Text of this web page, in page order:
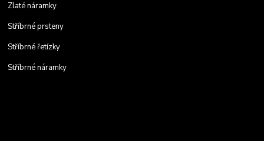
Zlaté náramky
Stříbrné prsteny
Stříbrné řetízky
Stříbrné náramky